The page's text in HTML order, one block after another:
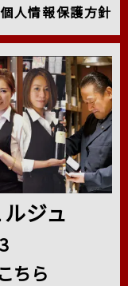
個人情報保護方針
ジュ
ちら